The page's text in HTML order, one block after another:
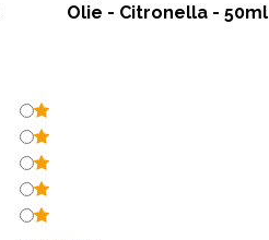
Olie - Citronella - 50ml